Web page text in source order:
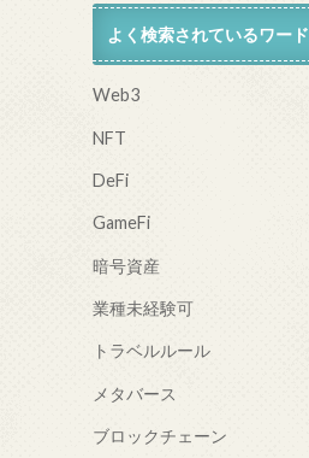
よく検索されているワード
Web3
NFT
DeFi
GameFi
暗号資産
業種未経験可
トラベルルール
メタバース
ブロックチェーン